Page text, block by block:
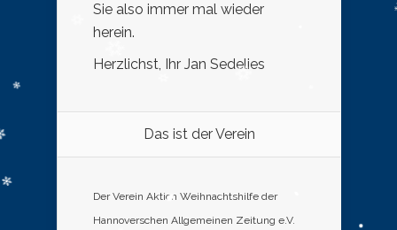
Sie also immer mal wieder
herein.
Herzlichst, Ihr Jan Sedelies
Das ist der Verein
Der Verein Aktion Weihnachtshilfe der
Hannoverschen Allgemeinen Zeitung e.V.